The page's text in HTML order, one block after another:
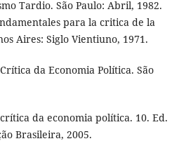
Tardio. São Paulo: Abril, 1982.
para la critica de la
Aires: Siglo Vientiuno, 1971.
da Economia Política. São
da economia política. 10. Ed.
Brasileira, 2005.